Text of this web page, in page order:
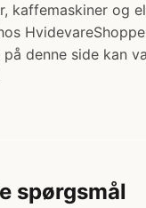
kaffemaskiner og
denne side kan
spørgsmål